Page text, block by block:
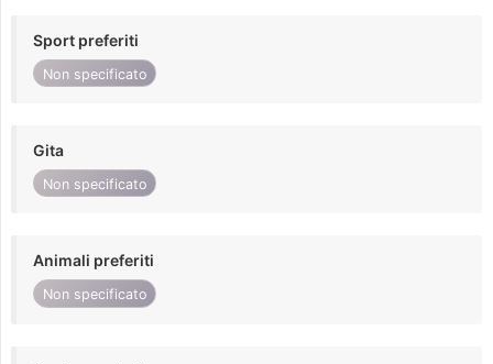
Sport preferiti
Non specificato
Gita
Non specificato
Animali preferiti
Non specificato